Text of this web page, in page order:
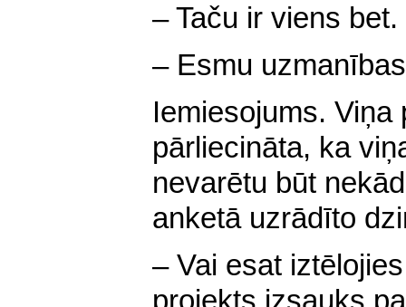
– Taču ir viens bet.
– Esmu
Iemiesojums.
pārliecināta, ka
nevarētu būt
anketā uzrādīto
– Vai esat
projekts izsauks